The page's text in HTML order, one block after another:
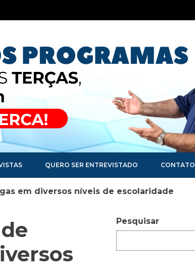
QUERO SER ENTREVISTADO CONTATO
em diversos níveis de escolaridade
Pesquisar